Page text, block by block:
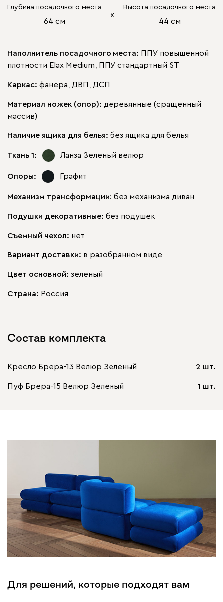
Глубина посадочного места
64 см
х
Высота посадочного места
44 см
Наполнитель посадочного места: ППУ повышенной
плотности Elax Medium, ППУ стандартный ST
Каркас: фанера, ДВП, ДСП
Материал ножек (опор): деревянные (сращенный
массив)
Наличие ящика для белья: без ящика для белья
Ткань 1: Ланза Зеленый велюр
Опоры: Графит
Механизм трансформации: без механизма диван
Подушки декоративные: без подушек
Съемный чехол: нет
Вариант доставки: в разобранном виде
Цвет основной: зеленый
Страна: Россия
Состав комплекта
Кресло Брера-13 Велюр Зеленый 2 шт.
Пуф Брера-15 Велюр Зеленый 1 шт.
Для решений, которые подходят вам